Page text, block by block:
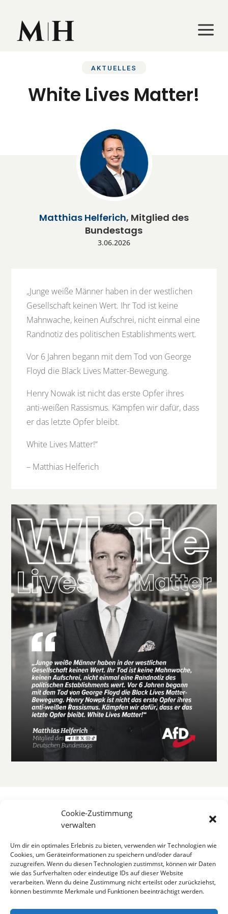
Cookie-Zustimmung
verwalten
Um dir ein optimales Erlebnis zu bieten, verwenden wir Technologien wie
Cookies, um Geräteinformationen zu speichern und/oder darauf
zuzugreifen. Wenn du diesen Technologien zustimmst, können wir Daten
wie das Surfverhalten oder eindeutige IDs auf dieser Website
verarbeiten. Wenn du deine Zustimmung nicht erteilst oder zurückziehst,
können bestimmte Merkmale und Funktionen beeinträchtigt werden.
a
a
AKTUELLES
White Lives Matter!
Matthias Helferich, Mitglied des
Bundestags
3.06.2026
„Junge weiße Männer haben in der westlichen
Gesellschaft keinen Wert. Ihr Tod ist keine
Mahnwache, keinen Aufschrei, nicht einmal eine
Randnotiz des politischen Establishments wert.
Vor 6 Jahren begann mit dem Tod von George
Floyd die Black Lives Matter-Bewegung.
Henry Nowak ist nicht das erste Opfer ihres
anti-weißen Rassismus. Kämpfen wir dafür, dass
er das letzte Opfer bleibt.
White Lives Matter!“
– Matthias Helferich